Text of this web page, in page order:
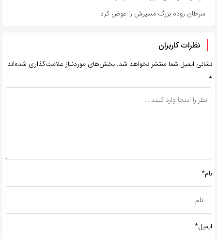
سرطان روده بزرگ مسیرش را عوض کرد
نظرات کاربران
نشانی ایمیل شما منتشر نخواهد شد. بخش‌های موردنیاز علامت‌گذاری شده‌اند
*
نام*
ایمیل*